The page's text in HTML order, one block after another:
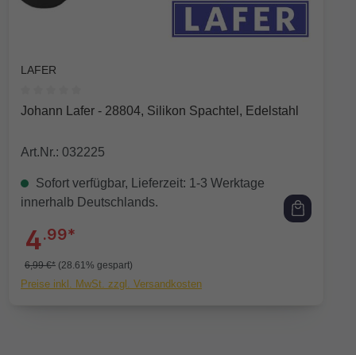
LAFER
Durchschnittliche Bewertung von 0 von 5 Sternen
Johann Lafer - 28804, Silikon Spachtel, Edelstahl
Art.Nr.: 032225
Sofort verfügbar, Lieferzeit: 1-3 Werktage
innerhalb Deutschlands.
4.99*
6,99 €* (28.61% gespart)
Preise inkl. MwSt. zzgl. Versandkosten